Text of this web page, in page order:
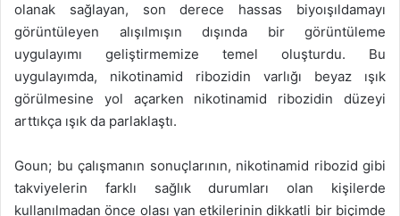
olanak sağlayan, son derece hassas biyoışıldamayı
görüntüleyen alışılmışın dışında bir görüntüleme
uygulayımı geliştirmemize temel oluşturdu. Bu
uygulayımda, nikotinamid ribozidin varlığı beyaz ışık
görülmesine yol açarken nikotinamid ribozidin düzeyi
arttıkça ışık da parlaklaştı.
Goun; bu çalışmanın sonuçlarının, nikotinamid ribozid gibi
takviyelerin farklı sağlık durumları olan kişilerde
kullanılmadan önce olası yan etkilerinin dikkatli bir biçimde